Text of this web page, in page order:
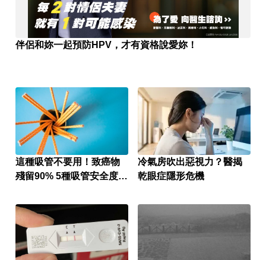
伴侶和妳一起預防HPV，才有資格說愛妳！
這種吸管不要用！致癌物
殘留90% 5種吸管安全度排
冷氣房吹出惡視力？醫揭
乾眼症隱形危機